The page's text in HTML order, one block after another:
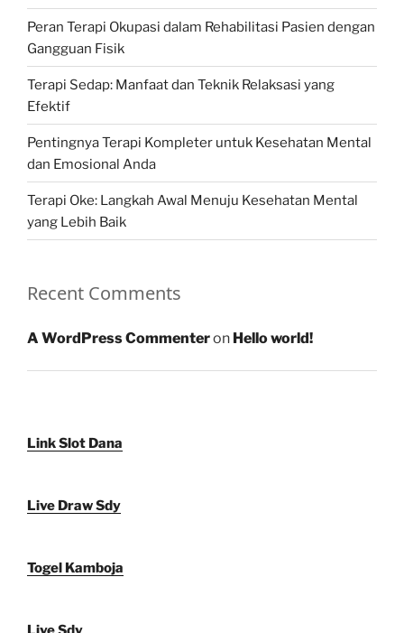
Peran Terapi Okupasi dalam Rehabilitasi Pasien dengan
Gangguan Fisik
Terapi Sedap: Manfaat dan Teknik Relaksasi yang
Efektif
Pentingnya Terapi Kompleter untuk Kesehatan Mental
dan Emosional Anda
Terapi Oke: Langkah Awal Menuju Kesehatan Mental
yang Lebih Baik
Recent Comments
A WordPress Commenteron Hello world!
Link Slot Dana
Live Draw Sdy
Togel Kamboja